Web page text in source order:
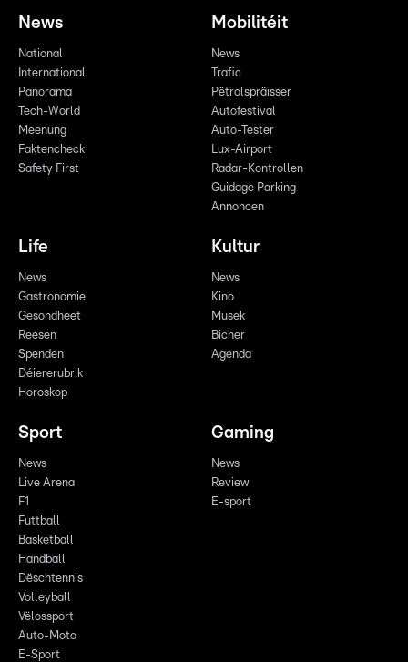
News
National
International
Panorama
Tech-World
Meenung
Faktencheck
Safety First
Mobilitéit
News
Trafic
Pëtrolspräisser
Autofestival
Auto-Tester
Lux-Airport
Radar-Kontrollen
Guidage Parking
Annoncen
Life
News
Gastronomie
Gesondheet
Reesen
Spenden
Déiererubrik
Horoskop
Kultur
News
Kino
Musek
Bicher
Agenda
Sport
News
Live Arena
F1
Futtball
Basketball
Handball
Dëschtennis
Volleyball
Vëlossport
Auto-Moto
E-Sport
Gaming
News
Review
E-sport